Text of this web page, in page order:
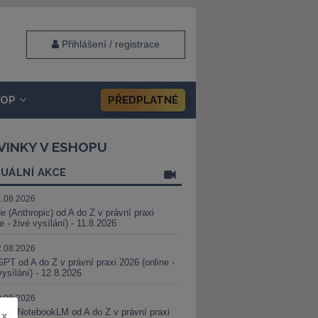
Přihlášení / registrace
PŘEDPLATNÉ
V ESHOPU
AKCE
(Anthropic) od A do Z v právní praxi
- živé vysílání) - 11.8.2026
od A do Z v právní praxi 2026 (online -
- 12.8.2026
a NotebookLM od A do Z v právní praxi